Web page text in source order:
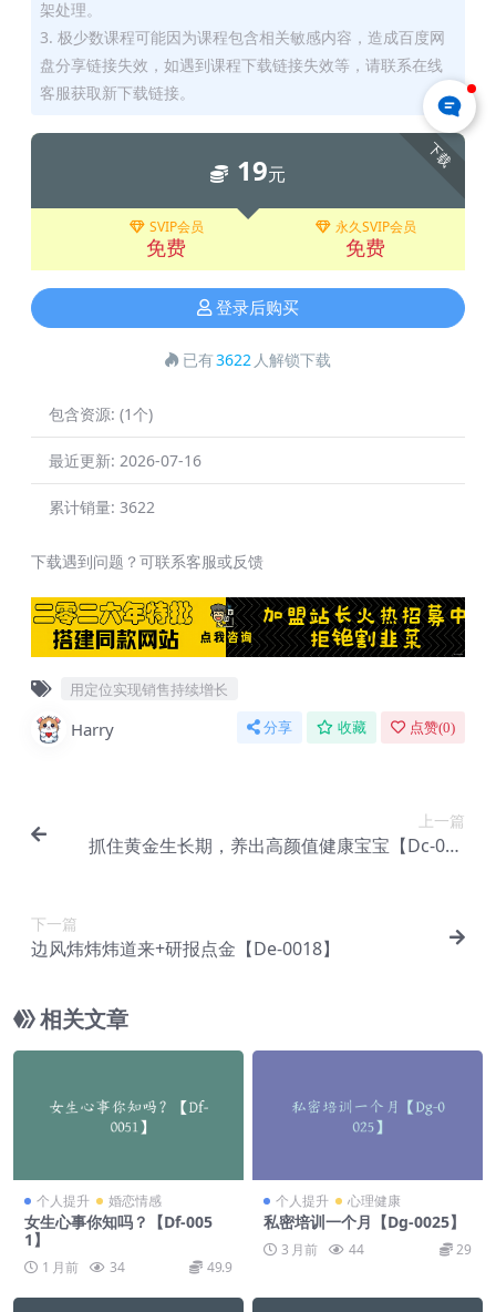
架处理。
3. 极少数课程可能因为课程包含相关敏感内容，造成百度网
盘分享链接失效，如遇到课程下载链接失效等，请联系在线
客服获取新下载链接。
下载
19元
SVIP会员
免费
永久SVIP会员
免费
登录后购买
已有3622 人解锁下载
包含资源: (1个)
最近更新: 2026-07-16
累计销量: 3622
下载遇到问题？可联系客服或反馈
用定位实现销售持续增长
Harry 分享 收藏 点赞(0)
上一篇
抓住黄金生长期，养出高颜值健康宝宝【Dc-004
下一篇
边风炜炜炜道来+研报点金【De-0018】
相关文章
个人提升 婚恋情感
女生心事你知吗？【Df-005
1】
1 月前 34 49.9
个人提升 心理健康
私密培训一个月【Dg-0025】
3 月前 44 29